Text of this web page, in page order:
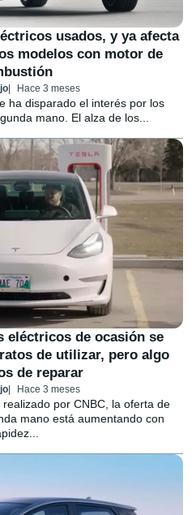
usados, y ya afecta
modelos con motor de
Hace 3 meses
ha disparado el interés por los
mano. El alza de los...
eléctricos de ocasión se
de utilizar, pero algo
de reparar
Hace 3 meses
por CNBC, la oferta de
mano está aumentando con